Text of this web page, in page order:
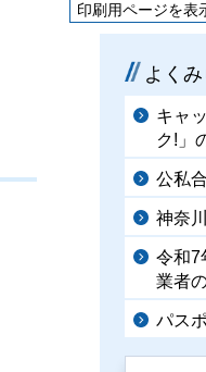
印刷用ページを表
よく
キャ
ク!」
公私
神奈
令和7
業者
パス